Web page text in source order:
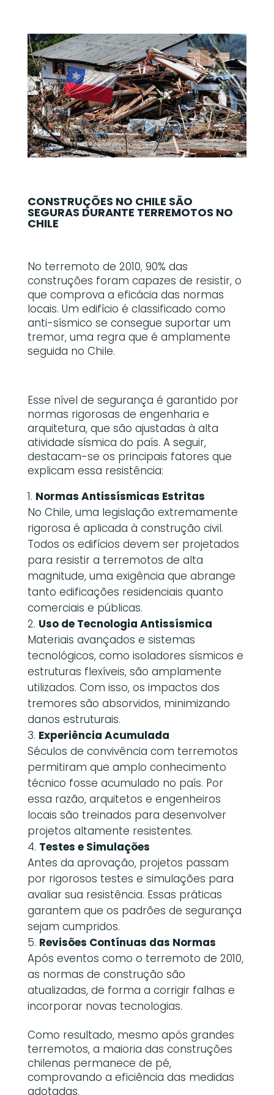
CONSTRUÇÕES NO CHILE SÃO
SEGURAS DURANTE TERREMOTOS NO
CHILE
No terremoto de 2010, 90% das
construções foram capazes de resistir, o
que comprova a eficácia das normas
locais. Um edifício é classificado como
anti-sísmico se consegue suportar um
tremor, uma regra que é amplamente
seguida no Chile.
Esse nível de segurança é garantido por
normas rigorosas de engenharia e
arquitetura, que são ajustadas à alta
atividade sísmica do país. A seguir,
destacam-se os principais fatores que
explicam essa resistência:
Normas Antissísmicas Estritas
No Chile, uma legislação extremamente
rigorosa é aplicada à construção civil.
Todos os edifícios devem ser projetados
para resistir a terremotos de alta
magnitude, uma exigência que abrange
tanto edificações residenciais quanto
comerciais e públicas.
Uso de Tecnologia Antissísmica
Materiais avançados e sistemas
tecnológicos, como isoladores sísmicos e
estruturas flexíveis, são amplamente
utilizados. Com isso, os impactos dos
tremores são absorvidos, minimizando
danos estruturais.
Experiência Acumulada
Séculos de convivência com terremotos
permitiram que amplo conhecimento
técnico fosse acumulado no país. Por
essa razão, arquitetos e engenheiros
locais são treinados para desenvolver
projetos altamente resistentes.
Testes e Simulações
Antes da aprovação, projetos passam
por rigorosos testes e simulações para
avaliar sua resistência. Essas práticas
garantem que os padrões de segurança
sejam cumpridos.
Revisões Contínuas das Normas
Após eventos como o terremoto de 2010,
as normas de construção são
atualizadas, de forma a corrigir falhas e
incorporar novas tecnologias.
Como resultado, mesmo após grandes
terremotos, a maioria das construções
chilenas permanece de pé,
comprovando a eficiência das medidas
adotadas.